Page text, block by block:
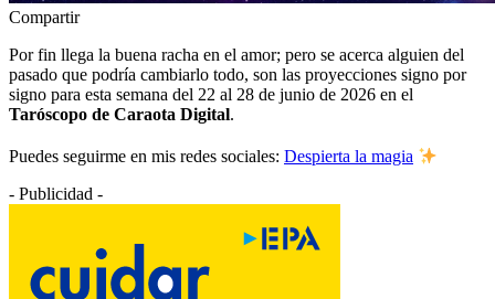
Compartir
Por fin llega la buena racha en el amor; pero se acerca alguien del
pasado que podría cambiarlo todo, son las proyecciones signo por
signo para esta semana del 22 al 28 de junio de 2026 en el
Taróscopo de Caraota Digital.
Puedes seguirme en mis redes sociales: Despierta la magia
- Publicidad -